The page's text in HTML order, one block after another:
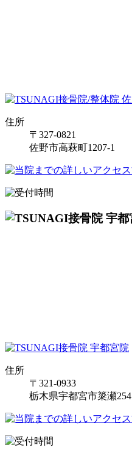
住所
〒327-0821
佐野市高萩町1207-1
住所
〒321-0933
栃木県宇都宮市簗瀬254